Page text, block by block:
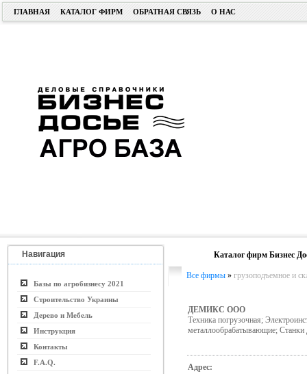
ГЛАВНАЯ КАТАЛОГ ФИРМ ОБРАТНАЯ СВЯЗЬ О НАС
Навигация
Базы по агробизнесу 2021
Строительство Украины
Дерево и Мебель
Инструкция
Контакты
F.A.Q.
Каталог фирм Бизнес
Все фирмы » грузоподъемное и
ДЕМИКС ООО
Техника погрузочная;
металлообрабатывающие;
Адрес: